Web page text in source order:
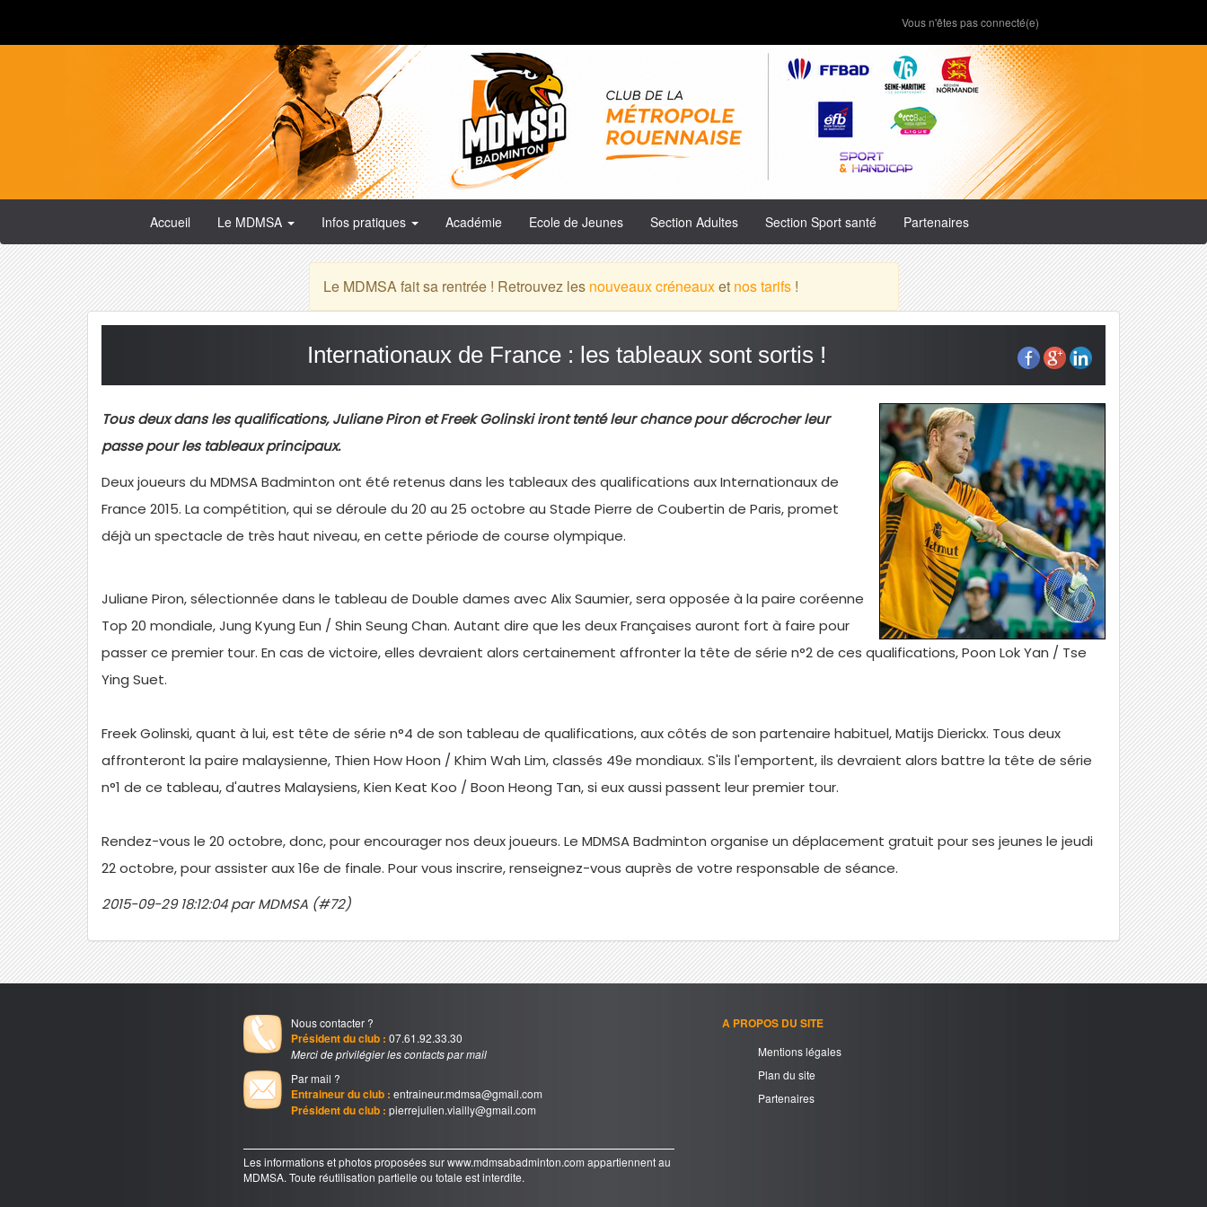
Vous n'êtes pas connecté(e)
Accueil Le MDMSA Infos pratiques Académie Ecole de Jeunes Section Adultes Section Sport santé Partenaires
Le MDMSA fait sa rentrée ! Retrouvez les nouveaux créneauxet nos tarifs!
Internationaux de France : les tableaux sont sortis !
Tous deux dans les qualifications, Juliane Piron et Freek Golinski iront tenté leur chance pour décrocher leur
passe pour les tableaux principaux.
Deux joueurs du MDMSA Badminton ont été retenus dans les tableaux des qualifications aux Internationaux de
France 2015. La compétition, qui se déroule du 20 au 25 octobre au Stade Pierre de Coubertin de Paris, promet
déjà un spectacle de très haut niveau, en cette période de course olympique.
Juliane Piron, sélectionnée dans le tableau de Double dames avec Alix Saumier, sera opposée à la paire coréenne
Top 20 mondiale, Jung Kyung Eun / Shin Seung Chan. Autant dire que les deux Françaises auront fort à faire pour
passer ce premier tour. En cas de victoire, elles devraient alors certainement affronter la tête de série n°2 de ces qualifications, Poon Lok Yan / Tse
Ying Suet.
Freek Golinski, quant à lui, est tête de série n°4 de son tableau de qualifications, aux côtés de son partenaire habituel, Matijs Dierickx. Tous deux
affronteront la paire malaysienne, Thien How Hoon / Khim Wah Lim, classés 49e mondiaux. S'ils l'emportent, ils devraient alors battre la tête de série
n°1 de ce tableau, d'autres Malaysiens, Kien Keat Koo / Boon Heong Tan, si eux aussi passent leur premier tour.
Rendez-vous le 20 octobre, donc, pour encourager nos deux joueurs. Le MDMSA Badminton organise un déplacement gratuit pour ses jeunes le jeudi
22 octobre, pour assister aux 16e de finale. Pour vous inscrire, renseignez-vous auprès de votre responsable de séance.
2015-09-29 18:12:04 par MDMSA (#72)
Nous contacter ?
Président du club : 07.61.92.33.30
Merci de privilégier les contacts par mail
Par mail ?
Entraineur du club : entraineur.mdmsa@gmail.com
Président du club : pierrejulien.viailly@gmail.com
Les informations et photos proposées sur www.mdmsabadminton.com appartiennent au
MDMSA. Toute réutilisation partielle ou totale est interdite.
A PROPOS DU SITE
Mentions légales
Plan du site
Partenaires